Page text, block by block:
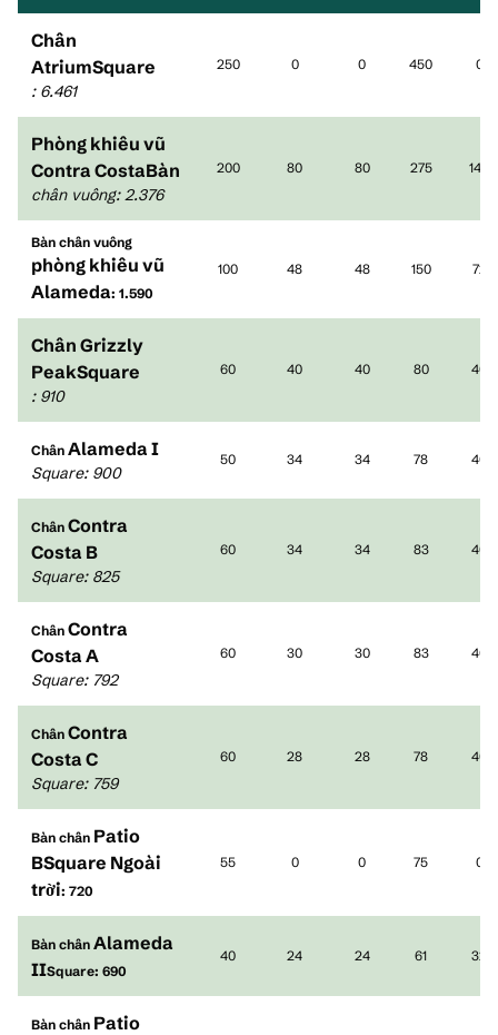
Chân
AtriumSquare
: 6.461
250 0 0 450 0
Phòng khiêu vũ
Contra CostaBàn
chân vuông: 2.376
200 80 80 275 140
Bàn chân vuông
phòng khiêu vũ
Alameda: 1.590
100 48 48 150 72
Chân Grizzly
PeakSquare
: 910
60 40 40 80 40
Chân Alameda I
Square: 900
50 34 34 78 40
Chân Contra
Costa B
Square: 825
60 34 34 83 40
Chân Contra
Costa A
Square: 792
60 30 30 83 40
Chân Contra
Costa C
Square: 759
60 28 28 78 40
Bàn chân Patio
BSquare Ngoài
trời: 720
55 0 0 75 0
Bàn chân Alameda
IISquare: 690
40 24 24 61 32
Bàn chân Patio